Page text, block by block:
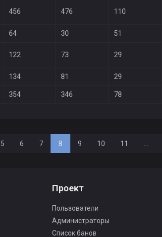
456 476 110
64 30 51
122 73 29
134 81 29
354 346 78
5 6 7 8 9 10 11
Проект
Пользователи
Администраторы
Список банов